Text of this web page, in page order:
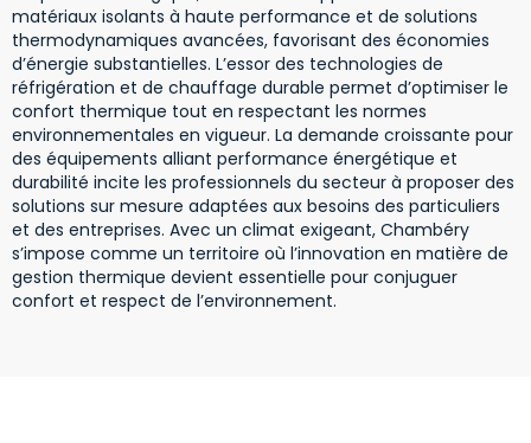
matériaux isolants à haute performance et de solutions
thermodynamiques avancées, favorisant des économies
d’énergie substantielles. L’essor des technologies de
réfrigération et de chauffage durable permet d’optimiser le
confort thermique tout en respectant les normes
environnementales en vigueur. La demande croissante pour
des équipements alliant performance énergétique et
durabilité incite les professionnels du secteur à proposer des
solutions sur mesure adaptées aux besoins des particuliers
et des entreprises. Avec un climat exigeant, Chambéry
s’impose comme un territoire où l’innovation en matière de
gestion thermique devient essentielle pour conjuguer
confort et respect de l’environnement.